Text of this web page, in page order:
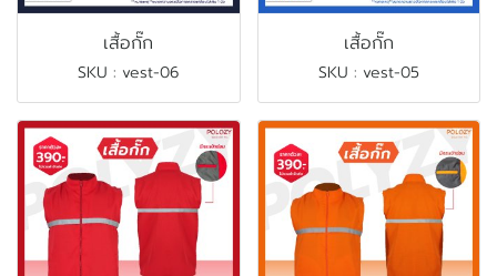
เสื้อกั๊ก
SKU : vest-06
เสื้อกั๊ก
SKU : vest-05